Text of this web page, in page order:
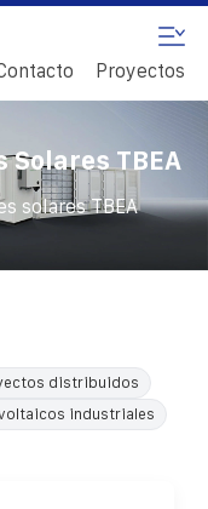
Proyectos
TBEA
solares TBEA
distribuidos
industriales